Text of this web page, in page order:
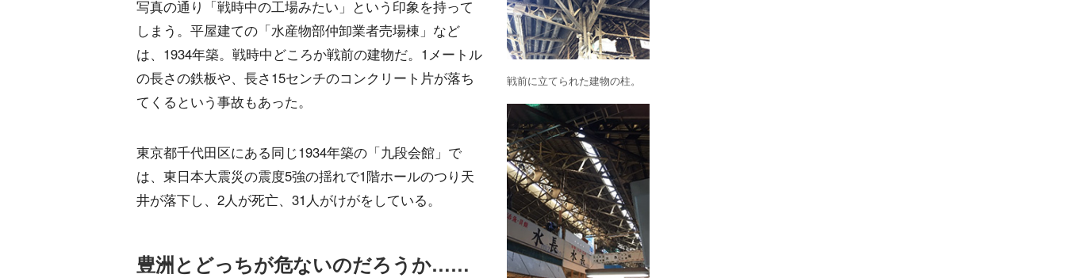
戦前に立てられた建物の柱。
写真の通り「戦時中の工場みたい」という印象を持って
しまう。平屋建ての「水産物部仲卸業者売場棟」など
は、1934年築。戦時中どころか戦前の建物だ。1メートル
の長さの鉄板や、長さ15センチのコンクリート片が落ち
てくるという事故もあった。
東京都千代田区にある同じ1934年築の「九段会館」で
は、東日本大震災の震度5強の揺れで1階ホールのつり天
井が落下し、2人が死亡、31人がけがをしている。
豊洲とどっちが危ないのだろうか……